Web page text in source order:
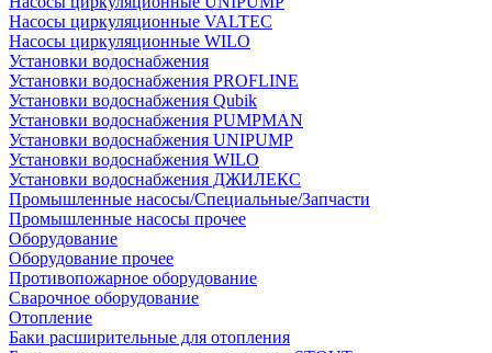
Насосы циркуляционные VALTEC
Насосы циркуляционные WILO
Установки водоснабжения
Установки водоснабжения PROFLINE
Установки водоснабжения Qubik
Установки водоснабжения PUMPMAN
Установки водоснабжения UNIPUMP
Установки водоснабжения WILO
Установки водоснабжения ДЖИЛЕКС
Промышленные насосы/Специальные/Запчасти
Промышленные насосы прочее
Оборудование
Оборудование прочее
Противопожарное оборудование
Сварочное оборудование
Отопление
Баки расширительные для отопления